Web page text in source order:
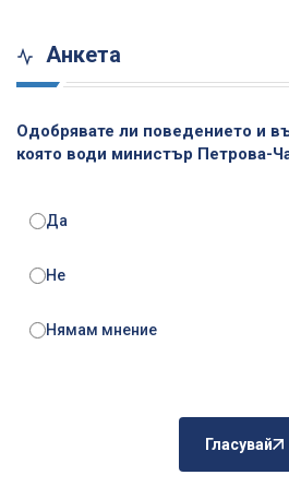
Анкета
Одобрявате ли поведението и
която води министър Петрова-
Да
Не
Нямам мнение
Гласувай